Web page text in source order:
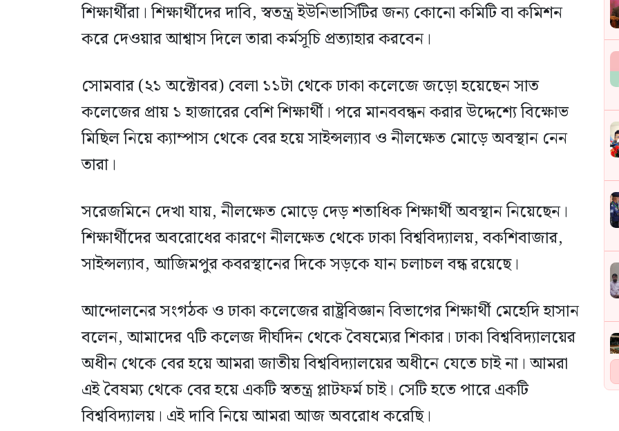
শিক্ষার্থীরা। শিক্ষার্থীদের দাবি, স্বতন্ত্র ইউনিভার্সিটির জন্য কোনো কমিটি বা কমিশন
করে দেওয়ার আশ্বাস দিলে তারা কর্মসূচি প্রত্যাহার করবেন।
সোমবার (২১ অক্টোবর) বেলা ১১টা থেকে ঢাকা কলেজে জড়ো হয়েছেন সাত
কলেজের প্রায় ১ হাজারের বেশি শিক্ষার্থী। পরে মানববন্ধন করার উদ্দেশ্যে বিক্ষোভ
মিছিল নিয়ে ক্যাম্পাস থেকে বের হয়ে সাইন্সল্যাব ও নীলক্ষেত মোড়ে অবস্থান নেন
তারা।
সরেজমিনে দেখা যায়, নীলক্ষেত মোড়ে দেড় শতাধিক শিক্ষার্থী অবস্থান নিয়েছেন।
শিক্ষার্থীদের অবরোধের কারণে নীলক্ষেত থেকে ঢাকা বিশ্ববিদ্যালয়, বকশিবাজার,
সাইন্সল্যাব, আজিমপুর কবরস্থানের দিকে সড়কে যান চলাচল বন্ধ রয়েছে।
আন্দোলনের সংগঠক ও ঢাকা কলেজের রাষ্ট্রবিজ্ঞান বিভাগের শিক্ষার্থী মেহেদি হাসান
বলেন, আমাদের ৭টি কলেজ দীর্ঘদিন থেকে বৈষম্যের শিকার। ঢাকা বিশ্ববিদ্যালয়ের
অধীন থেকে বের হয়ে আমরা জাতীয় বিশ্ববিদ্যালয়ের অধীনে যেতে চাই না। আমরা
এই বৈষম্য থেকে বের হয়ে একটি স্বতন্ত্র প্লাটফর্ম চাই। সেটি হতে পারে একটি
বিশ্ববিদ্যালয়। এই দাবি নিয়ে আমরা আজ অবরোধ করেছি।